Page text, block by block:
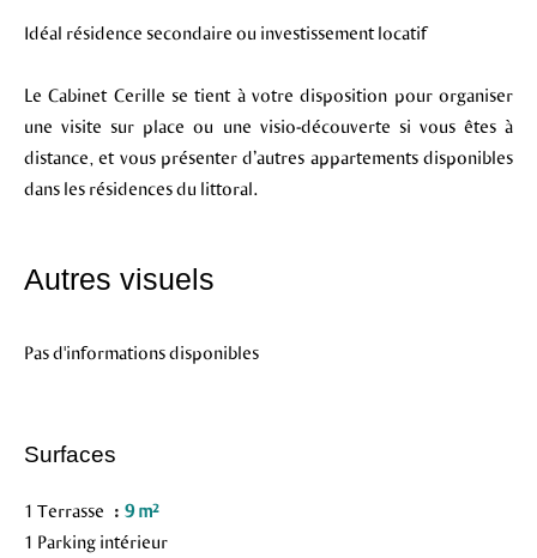
Idéal résidence secondaire ou investissement locatif
Le Cabinet Cerille se tient à votre disposition pour organiser
une visite sur place ou une visio-découverte si vous êtes à
distance, et vous présenter d’autres appartements disponibles
dans les résidences du littoral.
Autres visuels
Pas d'informations disponibles
Surfaces
1 Terrasse
9 m²
1 Parking intérieur